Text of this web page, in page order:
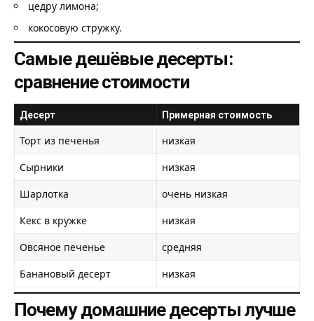
цедру лимона;
кокосовую стружку.
Самые дешёвые десерты:
сравнение стоимости
Десерт Примерная стоимость
Торт из печенья
низкая
Сырники
низкая
Шарлотка
очень низкая
Кекс в кружке
низкая
Овсяное печенье
средняя
Банановый десерт
низкая
Почему домашние десерты лучше